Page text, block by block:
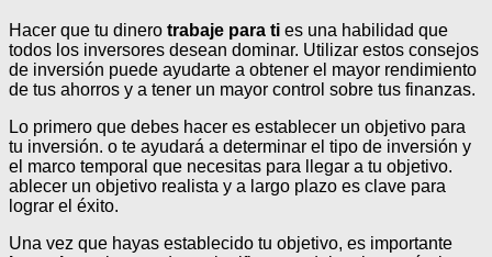
Hacer que tu dinero trabaje para ti es una habilidad que
todos los inversores desean dominar. Utilizar estos consejos
de inversión puede ayudarte a obtener el mayor rendimiento
de tus ahorros y a tener un mayor control sobre tus finanzas.
Lo primero que debes hacer es establecer un objetivo para
tu inversión. o te ayudará a determinar el tipo de inversión y
el marco temporal que necesitas para llegar a tu objetivo.
ablecer un objetivo realista y a largo plazo es clave para
lograr el éxito.
Una vez que hayas establecido tu objetivo, es importante